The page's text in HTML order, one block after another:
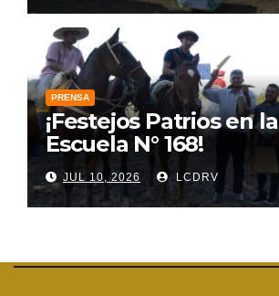
PRENSA
¡Festejos Patrios en la
Escuela N° 168!
JUL 10, 2026 LCDRV